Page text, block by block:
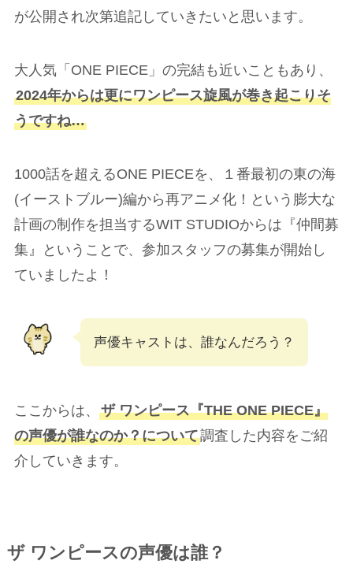
が公開され次第追記していきたいと思います。
大人気「ONE PIECE」の完結も近いこともあり、
2024年からは更にワンピース旋風が巻き起こりそ
うですね…
1000話を超えるONE PIECEを、１番最初の東の海
(イーストブルー)編から再アニメ化！という膨大な
計画の制作を担当するWIT STUDIOからは『仲間募
集』ということで、参加スタッフの募集が開始し
ていましたよ！
声優キャストは、誰なんだろう？
ここからは、 ザ ワンピース『THE ONE PIECE』
の声優が誰なのか？について調査した内容をご紹
介していきます。
ザ ワンピースの声優は誰？